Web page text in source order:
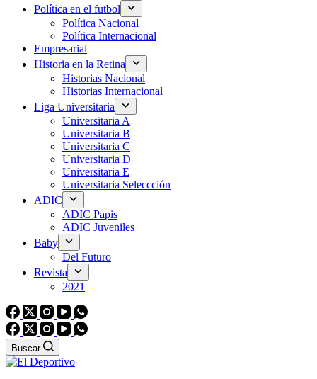
Política en el futbol
Política Nacional
Política Internacional
Empresarial
Historia en la Retina
Historias Nacional
Historias Internacional
Liga Universitaria
Universitaria A
Universitaria B
Universitaria C
Universitaria D
Universitaria E
Universitaria Seleccción
ADIC
ADIC Papis
ADIC Juveniles
Baby
Del Futuro
Revista
2021
Buscar